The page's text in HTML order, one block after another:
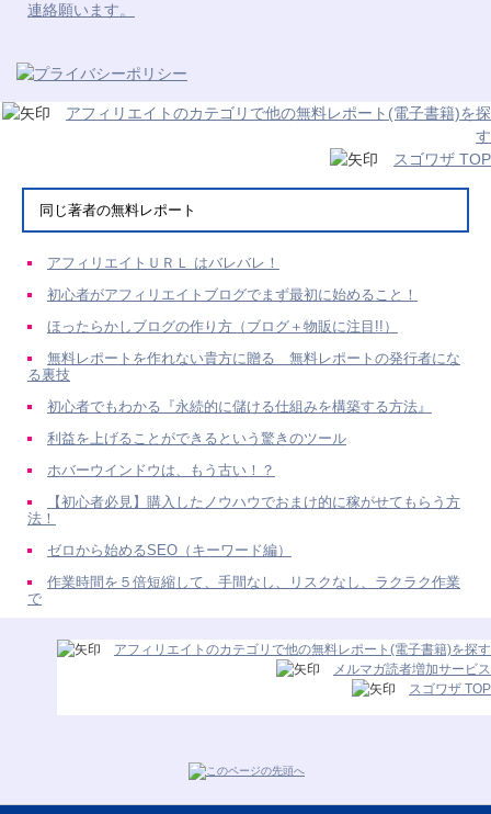
連絡願います。
アフィリエイトのカテゴリで他の無料レポート(電子書籍)を探
す
スゴワザ TOP
同じ著者の無料レポート
アフィリエイトＵＲＬ はバレバレ！
初心者がアフィリエイトブログでまず最初に始めること！
ほったらかしブログの作り方（ブログ＋物販に注目!!）
無料レポートを作れない貴方に贈る 無料レポートの発行者にな
る裏技
初心者でもわかる『永続的に儲ける仕組みを構築する方法』
利益を上げることができるという驚きのツール
ホバーウインドウは、もう古い！？
【初心者必見】購入したノウハウでおまけ的に稼がせてもらう方
法！
ゼロから始めるSEO（キーワード編）
作業時間を５倍短縮して、手間なし、リスクなし、ラクラク作業
で
アフィリエイトのカテゴリで他の無料レポート(電子書籍)を探す
メルマガ読者増加サービス
スゴワザ TOP